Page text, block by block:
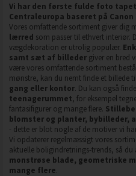
Vi har den første fulde foto
Centraleuropa baseret på
Vores omfattende sortiment giver dig
lærred som passer til ethvert interiør.
vægdekoration er utrolig populær.
samt sæt af billeder giver en bred
være vores omfattende sortiment
mønstre, kan du nemt finde et billede
gang eller kontor. Du kan også
teenagerummet, for eksempel
fantasifigurer og mange flere.
blomster og planter, bybilleder,
- dette er blot nogle af de motiver vi
Vi opdaterer regelmæssigt vores
aktuelle boligindretnings-trends, så
monstrøse blade, geometriske
mange flere.